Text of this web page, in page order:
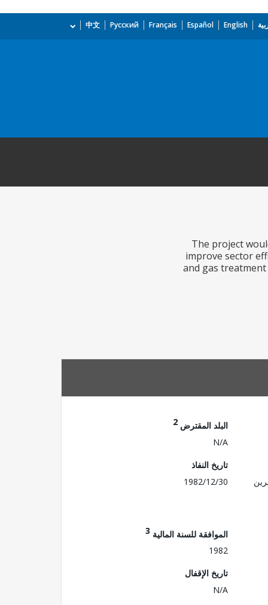
English
Español
Français
Русский
中文
The project
improve sector
and gas
البلد المقترض 2
N/A
تاريخ النفاذ
1982/12/30
الموافقة للسنة المالية 3
1982
تاريخ الإقفال
N/A